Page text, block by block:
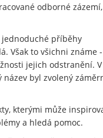
odborné
příběhy
Však to všichni známe
jejich odstranění.
byl zvolený
kterými může
a hledá pomoc.